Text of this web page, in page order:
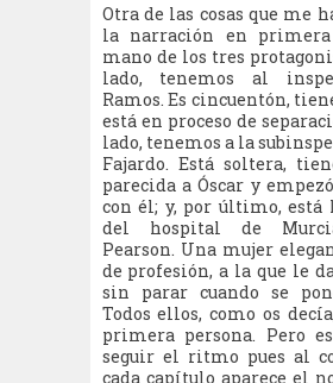
Otra de las cosas que me
la narración en
mano de los tres
lado, tenemos al
Ramos. Es cincuentón,
está en proceso de
lado, tenemos a la
Fajardo. Está soltera,
parecida a Óscar y
con él; y, por último, está
del hospital de
Pearson. Una mujer
de profesión, a la que le
sin parar cuando se
Todos ellos, como os
primera persona. Pero
seguir el ritmo pues al
cada capítulo aparece el